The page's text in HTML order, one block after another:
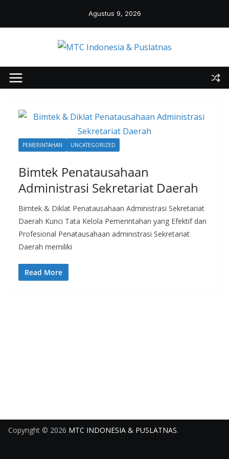
Agustus 9, 2026
PEMERINTAHAN UNCATEGORIZED
Bimtek Penatausahaan
Administrasi Sekretariat Daerah
Bimtek & Diklat Penatausahaan Administrasi Sekretariat
Daerah Kunci Tata Kelola Pemerintahan yang Efektif dan
Profesional Penatausahaan administrasi Sekretariat
Daerah memiliki
Read More
Copyright © 2026 MTC INDONESIA & PUSLATNAS.